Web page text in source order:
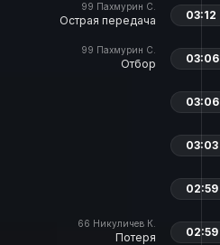
99 Пахмурин С.
Острая передача 03:12
99 Пахмурин С.
Отбор 03:06
03:06
03:03
02:59
66 Никуличев К.
Потеря 02:59